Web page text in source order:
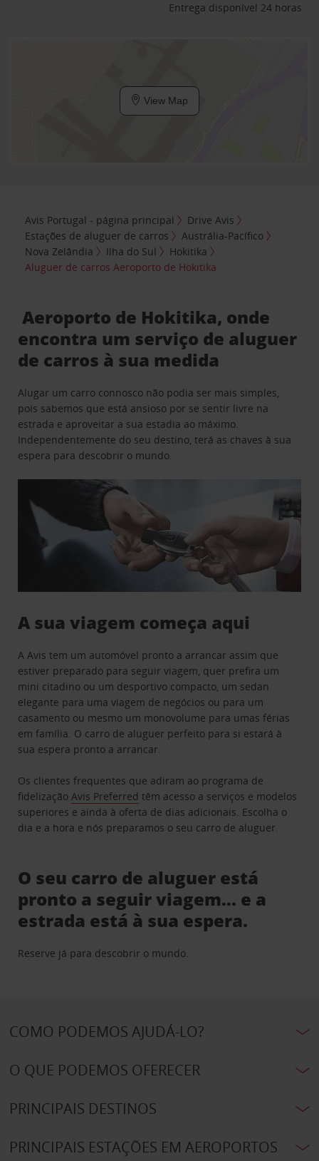
Entrega disponível 24 horas
View Map
Avis Portugal - página principal
Drive Avis
Estações de aluguer de carros
Austrália-Pacífico
Nova Zelândia
Ilha do Sul
Hokitika
Aluguer de carros Aeroporto de Hokitika
Aeroporto de Hokitika, onde
encontra um serviço de aluguer
de carros à sua medida
Alugar um carro connosco não podia ser mais simples,
pois sabemos que está ansioso por se sentir livre na
estrada e aproveitar a sua estadia ao máximo.
Independentemente do seu destino, terá as chaves à sua
espera para descobrir o mundo.
A sua viagem começa aqui
A Avis tem um automóvel pronto a arrancar assim que
estiver preparado para seguir viagem, quer prefira um
mini citadino ou um desportivo compacto, um sedan
elegante para uma viagem de negócios ou para um
casamento ou mesmo um monovolume para umas férias
em família. O carro de aluguer perfeito para si estará à
sua espera pronto a arrancar.
Os clientes frequentes que adiram ao programa de
fidelizaçãoAvis Preferred têm acesso a serviços e modelos
superiores e ainda à oferta de dias adicionais. Escolha o
dia e a hora e nós preparamos o seu carro de aluguer.
O seu carro de aluguer está
pronto a seguir viagem… e a
estrada está à sua espera.
Reserve já para descobrir o mundo.
COMO PODEMOS AJUDÁ-LO?
O QUE PODEMOS OFERECER
PRINCIPAIS DESTINOS
PRINCIPAIS ESTAÇÕES EM AEROPORTOS